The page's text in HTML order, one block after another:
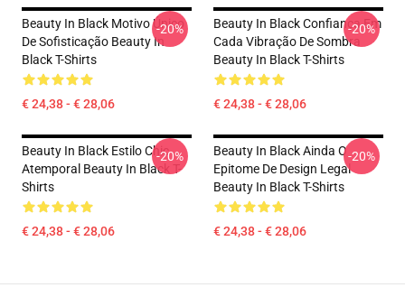
Beauty In Black Motivo Único
De Sofisticação Beauty In
Black T-Shirts
€ 24,38 - € 28,06
-20%
Beauty In Black Confiança Em
Cada Vibração De Sombra
Beauty In Black T-Shirts
€ 24,38 - € 28,06
-20%
Beauty In Black Estilo Chic
Atemporal Beauty In Black T-
Shirts
€ 24,38 - € 28,06
-20%
Beauty In Black Ainda O
Epitome De Design Legal
Beauty In Black T-Shirts
€ 24,38 - € 28,06
-20%